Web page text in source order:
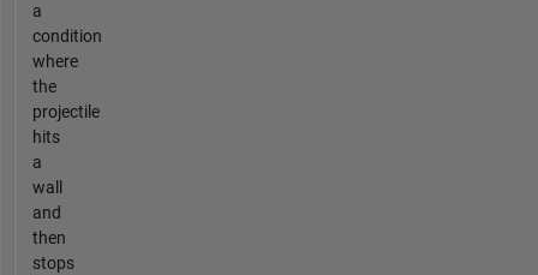
a
condition
where
the
projectile
hits
a
wall
and
then
stops